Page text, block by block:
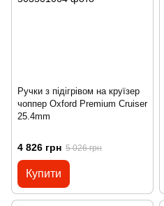
Ручки з підігрівом на круїзер
чоппер Oxford Premium Cruiser
25.4mm
4 826 грн 5 026 грн
Купити